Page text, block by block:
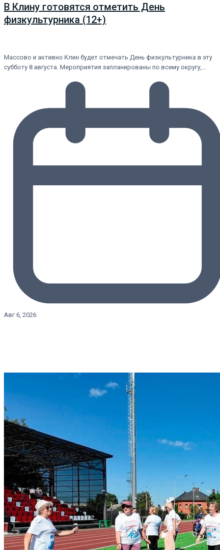
В Клину готовятся отметить День
физкультурника (12+)
Массово и активно Клин будет отмечать День физкультурника в эту
субботу 8 августа. Мероприятия запланированы по всему округу,…
Авг 6, 2026